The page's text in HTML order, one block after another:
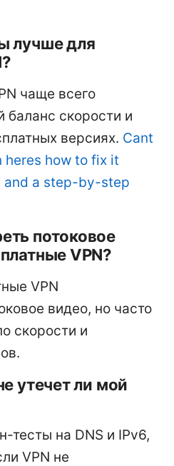
лучше для
чаще всего
баланс скорости и
версиях. Cant
heres how to fix it
a step-by-step
потоковое
VPN?
VPN
видео, но часто
скорости и
утечет ли мой
тесты на DNS и IPv6,
VPN не